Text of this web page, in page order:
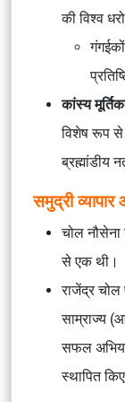
की विश्व
कांस्य
विशेष रूप से
ब्रह्मांडीय
समुद्री व्यापार
चोल
से एक थी।
राजेंद्र चोल
साम्राज्य
सफल
स्थापित